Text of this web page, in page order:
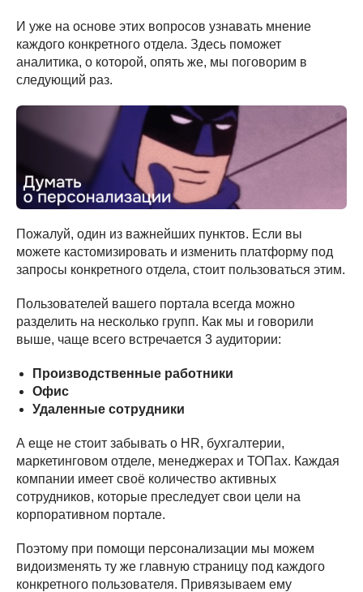
И уже на основе этих вопросов узнавать мнение
каждого конкретного отдела. Здесь поможет
аналитика, о которой, опять же, мы поговорим в
следующий раз.
Пожалуй, один из важнейших пунктов. Если вы
можете кастомизировать и изменить платформу под
запросы конкретного отдела, стоит пользоваться этим.
Пользователей вашего портала всегда можно
разделить на несколько групп. Как мы и говорили
выше, чаще всего встречается 3 аудитории:
Производственные работники
Офис
Удаленные сотрудники
А еще не стоит забывать о HR, бухгалтерии,
маркетинговом отделе, менеджерах и ТОПах. Каждая
компании имеет своё количество активных
сотрудников, которые преследует свои цели на
корпоративном портале.
Поэтому при помощи персонализации мы можем
видоизменять ту же главную страницу под каждого
конкретного пользователя. Привязываем ему